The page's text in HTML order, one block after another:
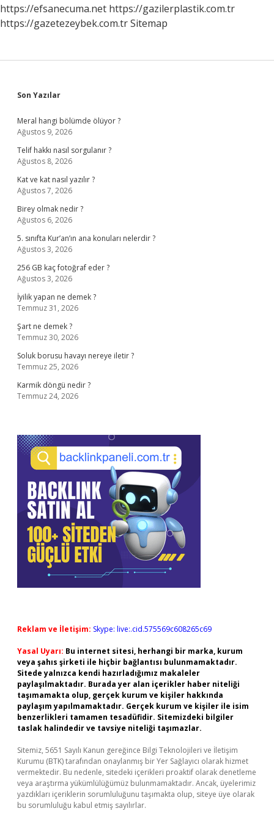
https://efsanecuma.net https://gazilerplastik.com.tr
https://gazetezeybek.com.trSitemap
Sidebar
Son Yazılar
Meral hangi bölümde ölüyor ?
Ağustos 9, 2026
Telif hakkı nasıl sorgulanır ?
Ağustos 8, 2026
Kat ve kat nasıl yazılır ?
Ağustos 7, 2026
Birey olmak nedir ?
Ağustos 6, 2026
5. sınıfta Kur’an’ın ana konuları nelerdir ?
Ağustos 3, 2026
256 GB kaç fotoğraf eder ?
Ağustos 3, 2026
İyilik yapan ne demek ?
Temmuz 31, 2026
Şart ne demek ?
Temmuz 30, 2026
Soluk borusu havayı nereye iletir ?
Temmuz 25, 2026
Karmik döngü nedir ?
Temmuz 24, 2026
Reklam ve İletişim: Skype: live:.cid.575569c608265c69
Yasal Uyarı: Bu internet sitesi, herhangi bir marka, kurum
veya şahıs şirketi ile hiçbir bağlantısı bulunmamaktadır.
Sitede yalnızca kendi hazırladığımız makaleler
paylaşılmaktadır. Burada yer alan içerikler haber niteliği
taşımamakta olup, gerçek kurum ve kişiler hakkında
paylaşım yapılmamaktadır. Gerçek kurum ve kişiler ile isim
benzerlikleri tamamen tesadüfidir. Sitemizdeki bilgiler
taslak halindedir ve tavsiye niteliği taşımazlar.
Sitemiz, 5651 Sayılı Kanun gereğince Bilgi Teknolojileri ve İletişim
Kurumu (BTK) tarafından onaylanmış bir Yer Sağlayıcı olarak hizmet
vermektedir. Bu nedenle, sitedeki içerikleri proaktif olarak denetleme
veya araştırma yükümlülüğümüz bulunmamaktadır. Ancak, üyelerimiz
yazdıkları içeriklerin sorumluluğunu taşımakta olup, siteye üye olarak
bu sorumluluğu kabul etmiş sayılırlar.